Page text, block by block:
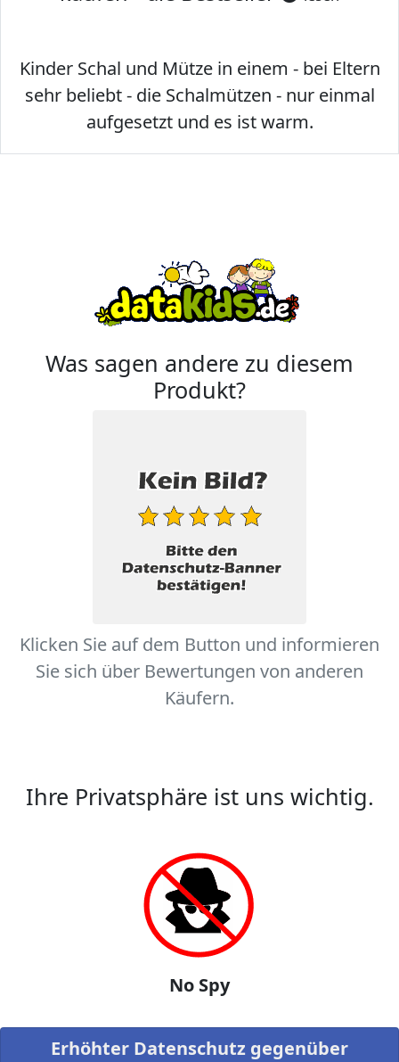
Kinder Schal und Mütze in einem - bei Eltern
sehr beliebt - die Schalmützen - nur einmal
aufgesetzt und es ist warm.
Was sagen andere zu diesem
Produkt?
Klicken Sie auf dem Button und informieren
Sie sich über Bewertungen von anderen
Käufern.
Ihre Privatsphäre ist uns wichtig.
No Spy
Erhöhter Datenschutz gegenüber